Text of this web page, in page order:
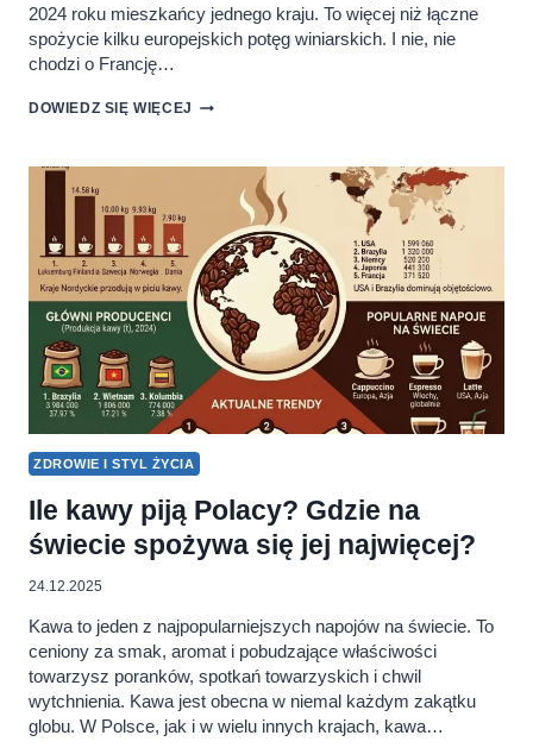
2024 roku mieszkańcy jednego kraju. To więcej niż łączne
spożycie kilku europejskich potęg winiarskich. I nie, nie
chodzi o Francję…
DOWIEDZ SIĘ WIĘCEJ KTO
ŚWIECIE?
ZDROWIE I STYL ŻYCIA
Ile kawy piją Polacy? Gdzie na
świecie spożywa się jej najwięcej?
24.12.2025
Kawa to jeden z najpopularniejszych napojów na świecie. To
ceniony za smak, aromat i pobudzające właściwości
towarzysz poranków, spotkań towarzyskich i chwil
wytchnienia. Kawa jest obecna w niemal każdym zakątku
globu. W Polsce, jak i w wielu innych krajach, kawa…